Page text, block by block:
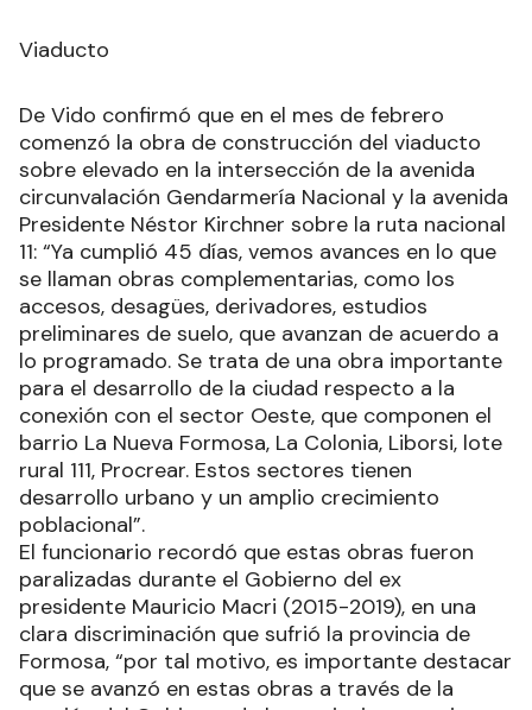
Viaducto
De Vido confirmó que en el mes de febrero
comenzó la obra de construcción del viaducto
sobre elevado en la intersección de la avenida
circunvalación Gendarmería Nacional y la avenida
Presidente Néstor Kirchner sobre la ruta nacional
11: “Ya cumplió 45 días, vemos avances en lo que
se llaman obras complementarias, como los
accesos, desagües, derivadores, estudios
preliminares de suelo, que avanzan de acuerdo a
lo programado. Se trata de una obra importante
para el desarrollo de la ciudad respecto a la
conexión con el sector Oeste, que componen el
barrio La Nueva Formosa, La Colonia, Liborsi, lote
rural 111, Procrear. Estos sectores tienen
desarrollo urbano y un amplio crecimiento
poblacional”.
El funcionario recordó que estas obras fueron
paralizadas durante el Gobierno del ex
presidente Mauricio Macri (2015-2019), en una
clara discriminación que sufrió la provincia de
Formosa, “por tal motivo, es importante destacar
que se avanzó en estas obras a través de la